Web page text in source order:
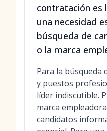
contratación es
una necesidad
búsqueda de
o la marca
Para la búsqueda
y puestos
líder indiscutible.
marca
candidatos